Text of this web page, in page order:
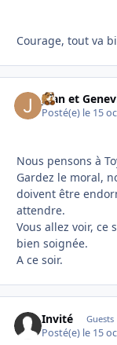
Courage, tout va
Jean et
Posté(e) le 15
Nous pensons à
Gardez le moral,
doivent être
attendre.
Vous allez voir,
bien soignée.
A ce soir.
Invité Guests
Posté(e) le 15